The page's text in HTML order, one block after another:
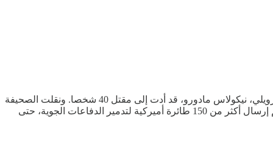
كشفت صحيفة نيويورك تايمز الأميركية، أن العملية التي نفذتها الولايات المتحدة ضد فنزويلا، يوم أمس السبت، وأدت إلى إعتقال الرئيس الفنزويلي، نيكولاس مادورو، قد أدت إلى مقتل 40 شخصا. ونقلت الصحيفة
عن مسؤول فنزويلي رفيع المستوى قوله أن ما لا يقل عن 40 شخصا، بينهم مدنيون وجنود، قتلوا في الهجوم. وذكر مسؤولون أميركيون أنه تم إرسال أكثر من 150 طائرة أميركية لتدمير الدفاعات الجوية، حتى